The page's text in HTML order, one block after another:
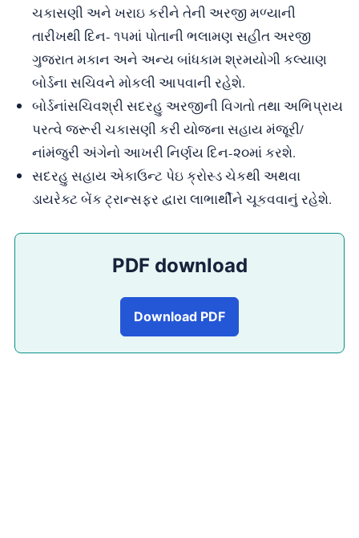
ચકાસણી અને ખરાઇ કરીને તેની અરજી મળ્યાની
તારીખથી દિન- ૧૫માં પોતાની ભલામણ સહીત અરજી
ગુજરાત મકાન અને અન્ય બાંધકામ શ્રમયોગી કલ્યાણ
બોર્ડના સચિવને મોકલી આપવાની રહેશે.
બોર્ડનાંસચિવશ્રી સદરહુ અરજીની વિગતો તથા અભિપ્રાય
પરત્વે જરૂરી ચકાસણી કરી યોજના સહાય મંજૂરી/
નાંમંજુરી અંગેનો આખરી નિર્ણય દિન-૨૦માં કરશે.
સદરહુ સહાય એકાઉન્ટ પેઇ ક્રોસ્ડ ચેકથી અથવા
ડાયરેક્ટ બેંક ટ્રાન્સફર દ્વારા લાભાર્થીને ચૂકવવાનું રહેશે.
PDF download
Download PDF